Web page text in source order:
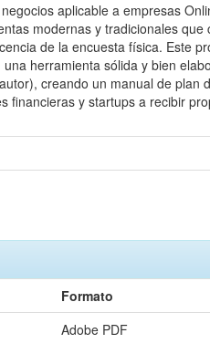
aplicable a empresas
modernas y tradicionales
de la encuesta física. Este
herramienta sólida y bien
creando un manual de
y startups a recibir
Formato
Adobe PDF